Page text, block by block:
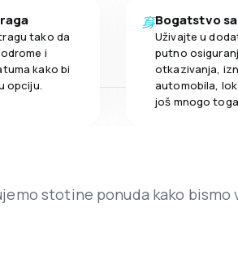
tako da
i
kako bi
opciju.
Bogatstvo
Uživajte u
putno
otkazivanja,
automobila,
još mnogo
stotine ponuda kako bismo